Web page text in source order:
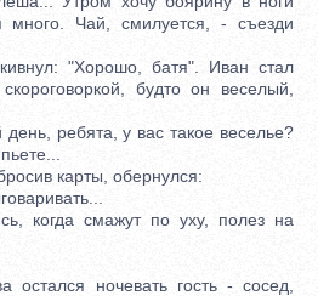
Чай, смилуется, - съезди
"Хорошо, батя". Иван стал
будто он веселый,
ребята, у вас такое веселье?
карты, обернулся:
смажут по уху, полез на
ночевать гость - сосед,